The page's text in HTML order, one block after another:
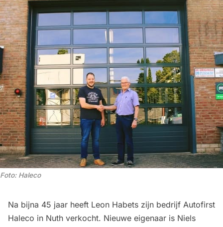
Foto: Haleco
Na bijna 45 jaar heeft Leon Habets zijn bedrijf Autofirst
Haleco in Nuth verkocht. Nieuwe eigenaar is Niels